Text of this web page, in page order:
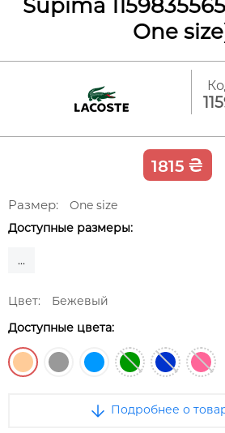
Supima
One
1815 ₴
Размер:
One size
Доступные размеры:
...
Цвет:
Бежевый
Доступные цвета:
Подробнее о